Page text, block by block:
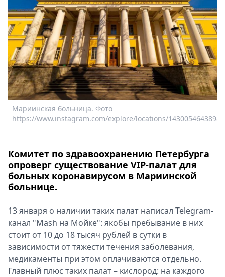
Пресс-
релизы
О
Metro
Стримы
Спецпроекты
Звезды
Выборы
2026
Скачай
Мариинская больница. Фото
https://www.instagram.com/explore/locations/
Комитет по здравоохранению Петербурга
опроверг существование VIP-палат для
больных коронавирусом в Мариинской
больнице.
13 января о наличии таких палат написал Telegram-
канал "Mash на Мойке": якобы пребывание в них
стоит от 10 до 18 тысяч рублей в сутки в
зависимости от тяжести течения заболевания,
медикаменты при этом оплачиваются отдельно.
Главный плюс таких палат – кислород: на каждого